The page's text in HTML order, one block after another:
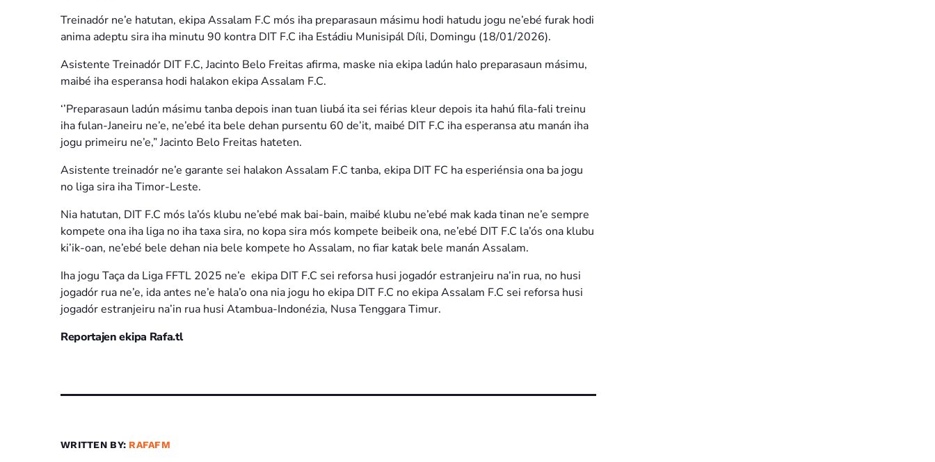
Treinadór ne’e hatutan, ekipa Assalam F.C mós iha preparasaun másimu hodi hatudu jogu ne’ebé furak hodi
anima adeptu sira iha minutu 90 kontra DIT F.C iha Estádiu Munisipál Díli, Domingu (18/01/2026).
Asistente Treinadór DIT F.C, Jacinto Belo Freitas afirma, maske nia ekipa ladún halo preparasaun másimu,
maibé iha esperansa hodi halakon ekipa Assalam F.C.
‘’Preparasaun ladún másimu tanba depois inan tuan liubá ita sei férias kleur depois ita hahú fila-fali treinu
iha fulan-Janeiru ne’e, ne’ebé ita bele dehan pursentu 60 de’it, maibé DIT F.C iha esperansa atu manán iha
jogu primeiru ne’e,” Jacinto Belo Freitas hateten.
Asistente treinadór ne’e garante sei halakon Assalam F.C tanba, ekipa DIT FC ha esperiénsia ona ba jogu
no liga sira iha Timor-Leste.
Nia hatutan, DIT F.C mós la’ós klubu ne’ebé mak bai-bain, maibé klubu ne’ebé mak kada tinan ne’e sempre
kompete ona iha liga no iha taxa sira, no kopa sira mós kompete beibeik ona, ne’ebé DIT F.C la’ós ona klubu
ki’ik-oan, ne’ebé bele dehan nia bele kompete ho Assalam, no fiar katak bele manán Assalam.
Iha jogu Taça da Liga FFTL 2025 ne’e ekipa DIT F.C sei reforsa husi jogadór estranjeiru na’in rua, no husi
jogadór rua ne’e, ida antes ne’e hala’o ona nia jogu ho ekipa DIT F.C no ekipa Assalam F.C sei reforsa husi
jogadór estranjeiru na’in rua husi Atambua-Indonézia, Nusa Tenggara Timur.
Reportajen ekipa Rafa.tl
WRITTEN BY: RAFAFM